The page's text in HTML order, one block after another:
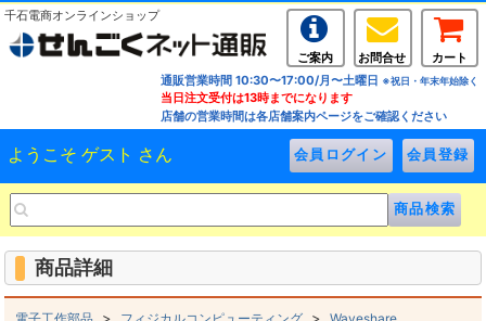
千石電商オンラインショップ
ご案内 お問合せ
カート
通販営業時間 10:30〜17:00/月〜土曜日 ※祝日・年末年始除く
当日注文受付は13時までになります
店舗の営業時間は各店舗案内ページをご確認ください
ようこそ ゲスト さん
商品詳細